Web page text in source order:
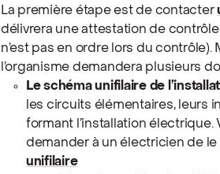
La première étape est de contacter
délivrera une attestation de
n’est pas en ordre lors du contrôle).
l’organisme demandera plusieurs
Le schéma unifilaire de
les circuits élémentaires, leurs
formant l’installation électrique.
demander à un électricien de le
unifilaire